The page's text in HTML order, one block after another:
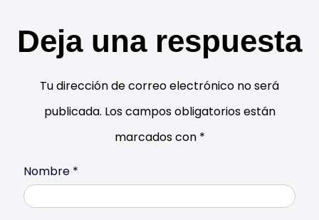
Deja una respuesta
Tu dirección de correo electrónico no será
publicada. Los campos obligatorios están
marcados con *
Nombre *